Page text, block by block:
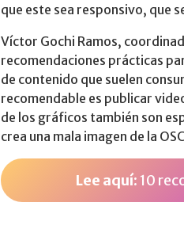
que este sea responsivo, que
Víctor Gochi Ramos,
recomendaciones prácticas
de contenido que suelen
recomendable es publicar
de los gráficos también son
crea una mala imagen de la
Lee aquí: 10